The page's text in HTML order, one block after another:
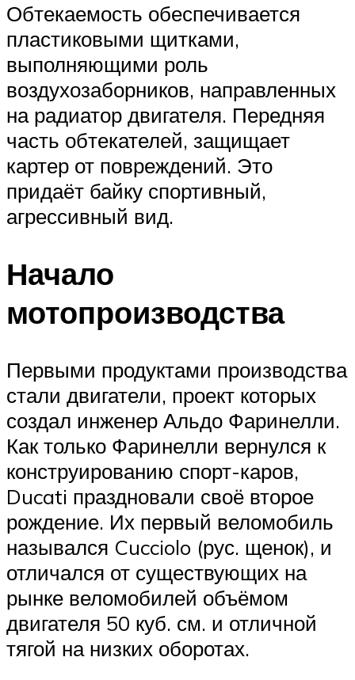
Обтекаемость обеспечивается
пластиковыми щитками,
выполняющими роль
воздухозаборников, направленных
на радиатор двигателя. Передняя
часть обтекателей, защищает
картер от повреждений. Это
придаёт байку спортивный,
агрессивный вид.
Начало
мотопроизводства
Первыми продуктами производства
стали двигатели, проект которых
создал инженер Альдо Фаринелли.
Как только Фаринелли вернулся к
конструированию спорт-каров,
Ducati праздновали своё второе
рождение. Их первый веломобиль
назывался Cucciolo (рус. щенок), и
отличался от существующих на
рынке веломобилей объёмом
двигателя 50 куб. см. и отличной
тягой на низких оборотах.